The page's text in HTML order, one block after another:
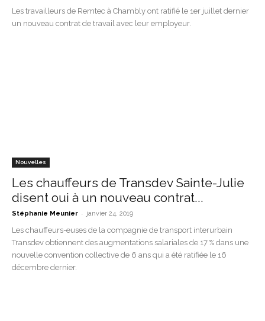
Les travailleurs de Remtec à Chambly ont ratifié le 1er juillet dernier
un nouveau contrat de travail avec leur employeur.
Nouvelles
Les chauffeurs de Transdev Sainte-Julie
disent oui à un nouveau contrat...
Stéphanie Meunier - janvier 24, 2019
Les chauffeurs-euses de la compagnie de transport interurbain
Transdev obtiennent des augmentations salariales de 17 % dans une
nouvelle convention collective de 6 ans qui a été ratifiée le 16
décembre dernier.